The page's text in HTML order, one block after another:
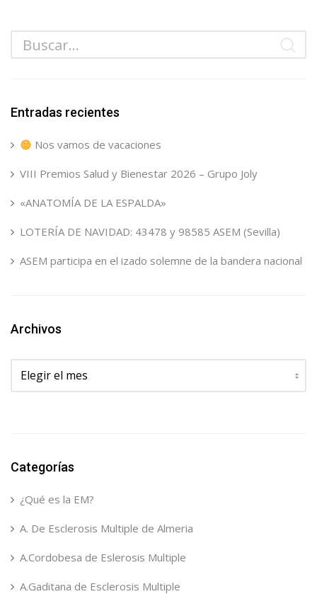
Entradas recientes
Nos vamos de vacaciones
VIII Premios Salud y Bienestar 2026 – Grupo Joly
«ANATOMÍA DE LA ESPALDA»
LOTERÍA DE NAVIDAD: 43478 y 98585 ASEM (Sevilla)
ASEM participa en el izado solemne de la bandera nacional
Archivos
Archivos
Categorías
¿Qué es la EM?
A. De Esclerosis Multiple de Almeria
A.Cordobesa de Eslerosis Multiple
A.Gaditana de Esclerosis Multiple